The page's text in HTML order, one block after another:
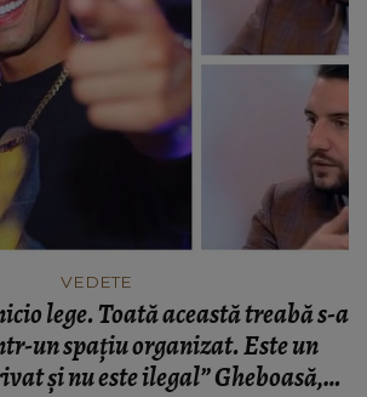
VEDETE
lege. Toată această treabă s-a
un spațiu organizat. Este un
și nu este ilegal” Gheboasă,